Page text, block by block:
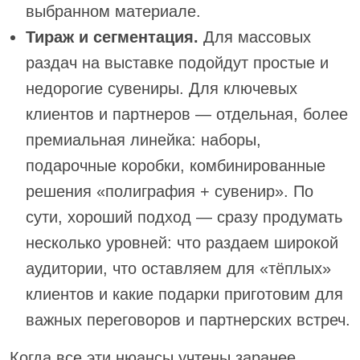
выбранном материале.
Тираж и сегментация. Для массовых
раздач на выставке подойдут простые и
недорогие сувениры. Для ключевых
клиентов и партнеров — отдельная, более
премиальная линейка: наборы,
подарочные коробки, комбинированные
решения «полиграфия + сувенир». По
сути, хороший подход — сразу продумать
несколько уровней: что раздаем широкой
аудитории, что оставляем для «тёплых»
клиентов и какие подарки приготовим для
важных переговоров и партнерских встреч.